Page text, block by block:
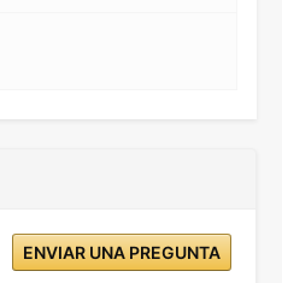
ENVIAR UNA PREGUNTA